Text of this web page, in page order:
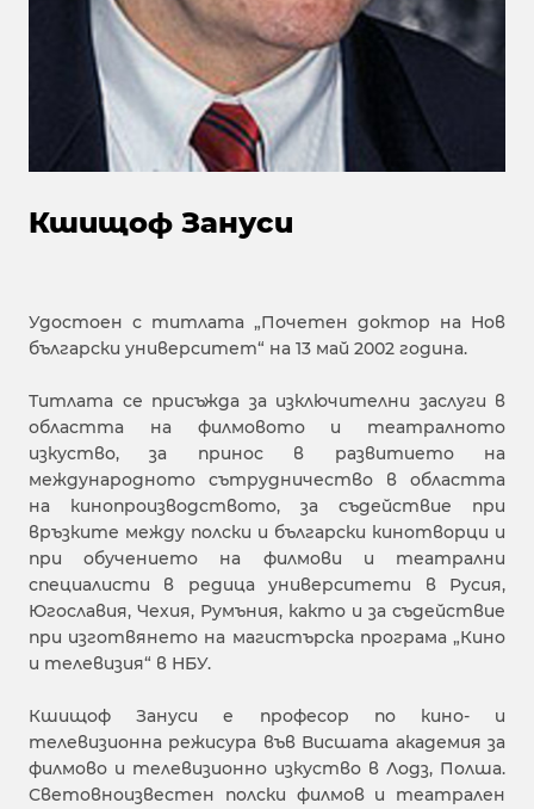
Кшищоф Зануси
Удостоен с титлата „Почетен доктор на Нов
български университет“ на 13 май 2002 година.
Титлата се присъжда за изключителни заслуги в
областта на филмовото и театралното
изкуство, за принос в развитието на
международното сътрудничество в областта
на кинопроизводството, за съдействие при
връзките между полски и български кинотворци и
при обучението на филмови и театрални
специалисти в редица университети в Русия,
Югославия, Чехия, Румъния, както и за съдействие
при изготвянето на магистърска програма „Кино
и телевизия“ в НБУ.
Кшищоф Зануси е професор по кино- и
телевизионна режисура във Висшата академия за
филмово и телевизионно изкуство в Лодз, Полша.
Световноизвестен полски филмов и театрален